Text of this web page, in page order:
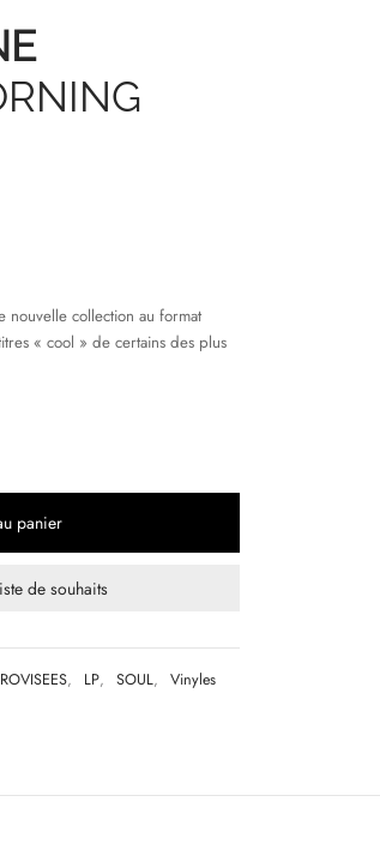
nouvelle collection au format
« cool » de certains des plus
panier
de souhaits
, LP, SOUL,
Vinyles